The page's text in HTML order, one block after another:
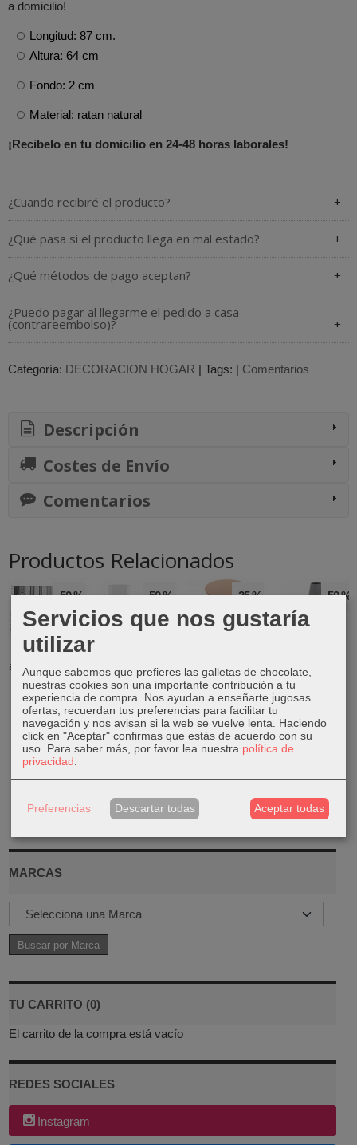
MARCAS
TU CARRITO (0)
El carrito de la compra está vacío
REDES SOCIALES
Instagram
a domicilio!
Longitud: 87 cm.
Altura: 64 cm
Fondo: 2 cm
Material: ratan natural
¡Recibelo en tu domicilio en 24-48 horas laborales!
¿Cuando recibiré el producto?
¿Qué pasa si el producto llega en mal estado?
¿Qué métodos de pago aceptan?
¿Puedo pagar al llegarme el pedido a casa
(contrareembolso)?
Categoría: DECORACION HOGAR | Tags: | Comentarios
Descripción
Costes de Envío
Comentarios
Productos Relacionados
-50 %
Alfombra
algodón flecos
blanco
30,00 €
59,99 €
-50 %
portavela
resina cristal...
22,50 €
44,99 €
-25 %
naranja
24,74 €
32,99 €
-50 %
cerámica
lacada gris
16,50 €
32,99 €
Servicios que nos gustaría
utilizar
Aunque sabemos que prefieres las galletas de chocolate,
nuestras cookies son una importante contribución a tu
experiencia de compra. Nos ayudan a enseñarte jugosas
ofertas, recuerdan tus preferencias para facilitar tu
navegación y nos avisan si la web se vuelve lenta. Haciendo
click en "Aceptar" confirmas que estás de acuerdo con su
uso. Para saber más, por favor lea nuestra política de
privacidad
Preferencias Descartar todas Aceptar todas